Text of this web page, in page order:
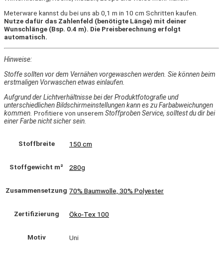
Meterware kannst du bei uns ab 0,1 m in 10 cm Schritten kaufen.
Nutze dafür das Zahlenfeld (benötigte Länge) mit deiner
Wunschlänge (Bsp. 0.4 m). Die Preisberechnung erfolgt
automatisch.
Hinweise:
Stoffe sollten vor dem Vernähen vorgewaschen werden. Sie können beim
erstmaligen Vorwaschen etwas einlaufen.
Aufgrund der Lichtverhältnisse bei der Produktfotografie und
unterschiedlichen Bildschirmeinstellungen kann es zu Farbabweichungen
kommen. Profitiere von unserem Stoffproben Service, solltest du dir bei
einer Farbe nicht sicher sein.
Stoffbreite 150 cm
Stoffgewicht m² 280g
Zusammensetzung 70% Baumwolle, 30% Polyester
Zertifizierung Öko-Tex 100
Motiv Uni